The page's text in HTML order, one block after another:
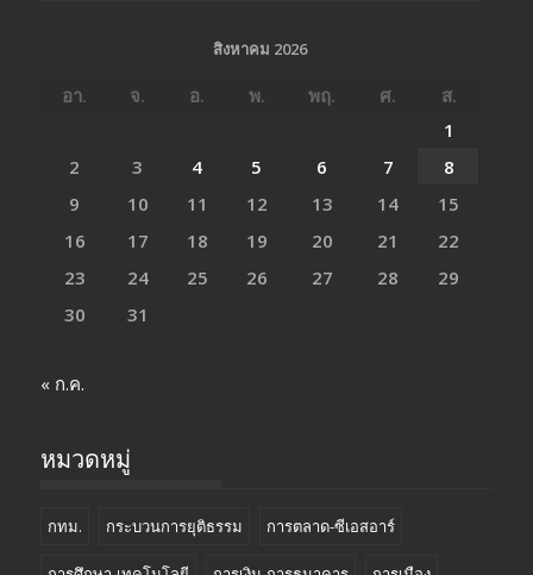
สิงหาคม 2026
อา. จ. อ. พ. พฤ. ศ.
ส.
1
2
3 4 5 6 7
8
9
10 11 12 13 14
15
16
17 18 19 20 21
22
23
24 25 26 27 28
29
30
31
« ก.ค.
หมวดหมู่
กทม. กระบวนการยุติธรรม การตลาด-ซีเอสอาร์